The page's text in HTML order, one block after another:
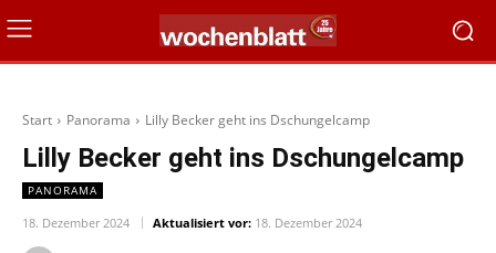
Start Panorama Lilly Becker geht ins Dschungelcamp
Lilly Becker geht ins Dschungelcamp
PANORAMA
18. Dezember 2024 Aktualisiert vor: 18. Dezember 2024